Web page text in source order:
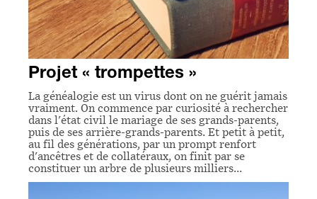
Projet « trompettes »
La généalogie est un virus dont on ne guérit jamais
vraiment. On commence par curiosité à rechercher
dans l'état civil le mariage de ses grands-parents,
puis de ses arrière-grands-parents. Et petit à petit,
au fil des générations, par un prompt renfort
d'ancêtres et de collatéraux, on finit par se
constituer un arbre de plusieurs milliers…